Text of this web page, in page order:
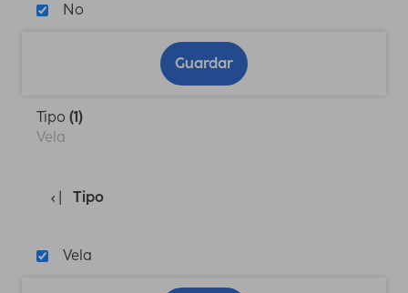
No
Guardar
Tipo (1)
Vela
Tipo
Vela